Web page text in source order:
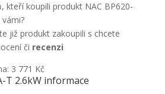
kteří koupili produkt NAC BP620-
již produkt zakoupili s chcete
či recenzi
3 771 Kč
T 2.6kW informace